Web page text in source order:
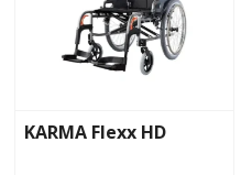
KARMA Flexx HD